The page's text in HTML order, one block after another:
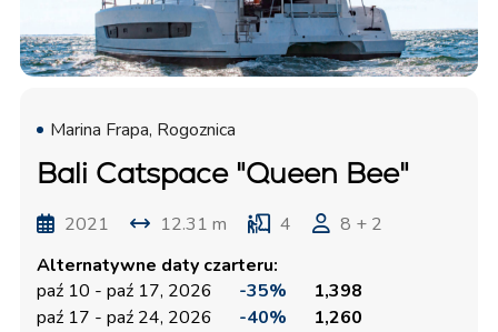
Marina Frapa, Rogoznica
Bali Catspace "Queen Bee"
2021 12.31 m 4
8 + 2
Alternatywne daty czarteru:
paź 10 - paź 17, 2026
-35%
1,398
paź 17 - paź 24, 2026
-40% 1,260